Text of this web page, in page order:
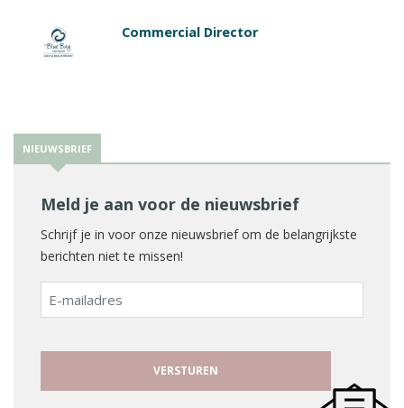
Commercial Director
NIEUWSBRIEF
Meld je aan voor de nieuwsbrief
Schrijf je in voor onze nieuwsbrief om de belangrijkste
berichten niet te missen!
E-
mailadres